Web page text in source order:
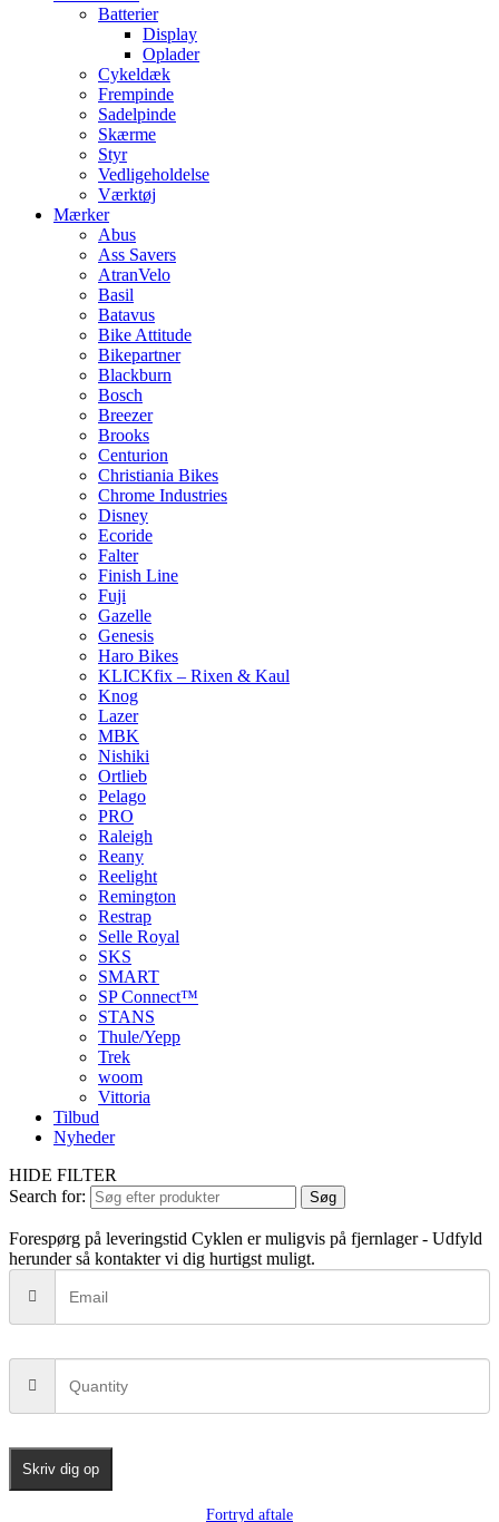
Batterier
Display
Oplader
Cykeldæk
Frempinde
Sadelpinde
Skærme
Styr
Vedligeholdelse
Værktøj
Mærker
Abus
Ass Savers
AtranVelo
Basil
Batavus
Bike Attitude
Bikepartner
Blackburn
Bosch
Breezer
Brooks
Centurion
Christiania Bikes
Chrome Industries
Disney
Ecoride
Falter
Finish Line
Fuji
Gazelle
Genesis
Haro Bikes
KLICKfix – Rixen & Kaul
Knog
Lazer
MBK
Nishiki
Ortlieb
Pelago
PRO
Raleigh
Reany
Reelight
Remington
Restrap
Selle Royal
SKS
SMART
SP Connect™
STANS
Thule/Yepp
Trek
woom
Vittoria
Tilbud
Nyheder
HIDE FILTER
Search for:
Søg
Forespørg på leveringstid Cyklen er muligvis på fjernlager - Udfyld
herunder så kontakter vi dig hurtigst muligt.
Skriv dig op
Fortryd aftale